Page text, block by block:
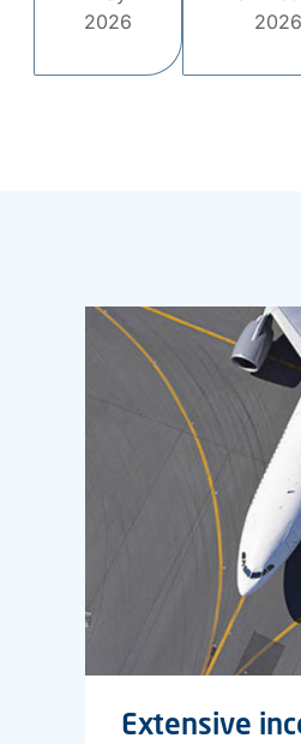
2026
2026
Extensive